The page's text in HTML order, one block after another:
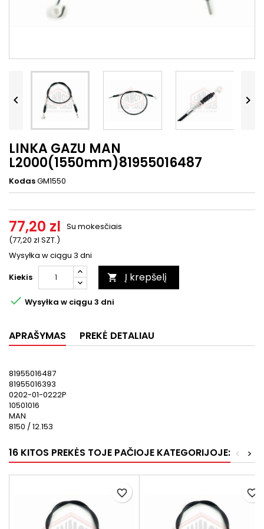
 
 
LINKA GAZU MAN
L2000(1550mm)81955016487
KodasGM1550
77,20 zl
(77,20 zl SZT.)
Su mokesčiais
Wysyłka w ciągu 3 dni
Kiekis
 Į krepšelį
 Wysyłka w ciągu 3 dni
APRAŠYMAS PREKĖ DETALIAU
81955016487
81955016393
0202-01-0222P
10501016
MAN
8150 / 12.153
16 KITOS PREKĖS TOJE PAČIOJE KATEGORIJOJE: >
<
favorite_border favorite_border